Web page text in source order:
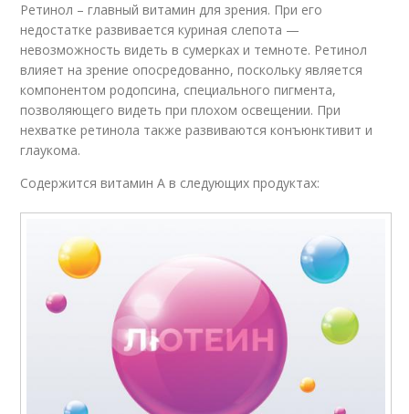
Ретинол – главный витамин для зрения. При его
недостатке развивается куриная слепота —
невозможность видеть в сумерках и темноте. Ретинол
влияет на зрение опосредованно, поскольку является
компонентом родопсина, специального пигмента,
позволяющего видеть при плохом освещении. При
нехватке ретинола также развиваются конъюнктивит и
глаукома.
Содержится витамин А в следующих продуктах: